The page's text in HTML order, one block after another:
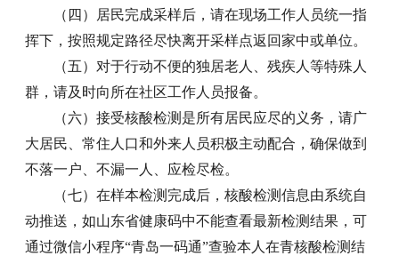
（四）居民完成采样后，请在现场工作人员统一指
挥下，按照规定路径尽快离开采样点返回家中或单位。
（五）对于行动不便的独居老人、残疾人等特殊人
群，请及时向所在社区工作人员报备。
（六）接受核酸检测是所有居民应尽的义务，请广
大居民、常住人口和外来人员积极主动配合，确保做到
不落一户、不漏一人、应检尽检。
（七）在样本检测完成后，核酸检测信息由系统自
动推送，如山东省健康码中不能查看最新检测结果，可
通过微信小程序“青岛一码通”查验本人在青核酸检测结